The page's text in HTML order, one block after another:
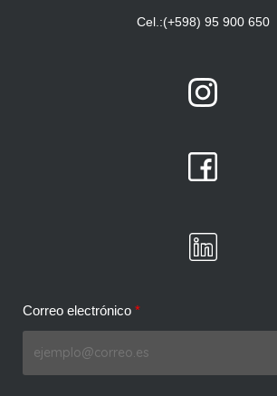
Cel.:(+598) 95 900 650
Correo electrónico